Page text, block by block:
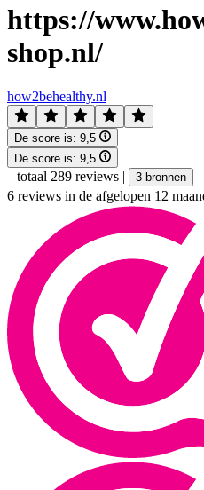
https://
shop.nl/
how2behealthy.nl
De score is: 9,5
De score is: 9,5
| totaal 289 reviews | 3 bronnen
6 reviews in de afgelopen 12